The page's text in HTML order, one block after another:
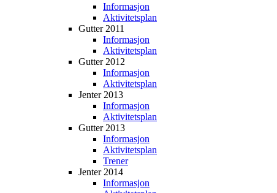
Informasjon
Aktivitetsplan
Gutter 2011
Informasjon
Aktivitetsplan
Gutter 2012
Informasjon
Aktivitetsplan
Jenter 2013
Informasjon
Aktivitetsplan
Gutter 2013
Informasjon
Aktivitetsplan
Trener
Jenter 2014
Informasjon